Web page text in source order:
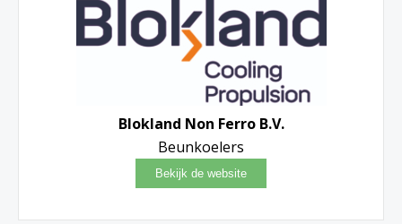
Blokland Non Ferro B.V.
Beunkoelers